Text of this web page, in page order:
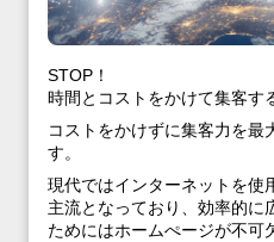
STOP！
時間とコストをかけて集客す
コストをかけずに集客力を最
す。
現代ではインターネットを使
主流となっており、効率的に
ためにはホームぺージが不可